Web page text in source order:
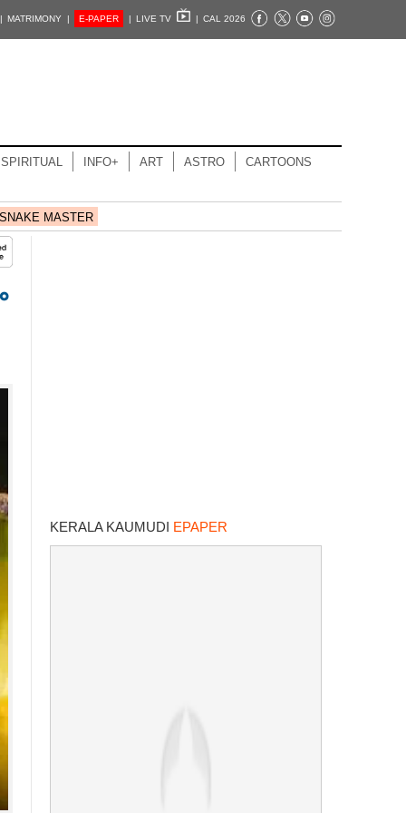
MATRIMONY | E-PAPER | LIVE TV | CAL 2026
SPIRITUAL INFO+ ART ASTRO CARTOONS
MASTER
KERALA KAUMUDI EPAPER